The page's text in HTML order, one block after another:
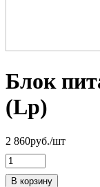
Блок
(Lp)
2 860руб./шт
В корзину